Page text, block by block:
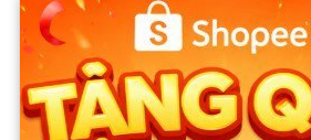
Previous article